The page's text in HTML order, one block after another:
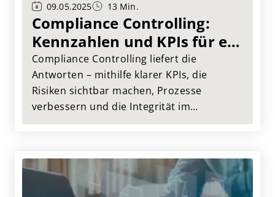
09.05.2025 13 Min.
Compliance Controlling:
Kennzahlen und KPIs für ein
effektives Monitoring
Compliance Controlling liefert die
Antworten – mithilfe klarer KPIs, die
Risiken sichtbar machen, Prozesse
verbessern und die Integrität im
Unternehmen sichern. Dieser Beitrag
für Ihr Monitoring gewinnen.